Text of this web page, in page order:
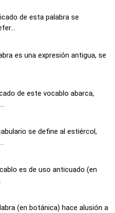
de esta palabra se
es una expresión antigua, se
de este vocablo abarca,
se define al estiércol,
es de uso anticuado (en
(en botánica) hace alusión a